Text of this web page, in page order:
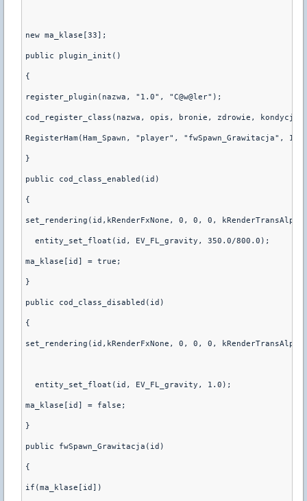
new ma_klase[33];
public plugin_init()
{
register_plugin(nazwa, "1.0", "C@w@ler");
cod_register_class(nazwa, opis, bronie, zdrowie,
RegisterHam(Ham_Spawn, "player", "fwSpawn_Grawitacja", 1);
}
public cod_class_enabled(id)
{
set_rendering(id,kRenderFxNone, 0, 0, 0,
  entity_set_float(id, EV_FL_gravity, 350.0/800.0);
ma_klase[id] = true;
}
public cod_class_disabled(id)
{
set_rendering(id,kRenderFxNone, 0, 0, 0,
  entity_set_float(id, EV_FL_gravity, 1.0);
ma_klase[id] = false;
}
public fwSpawn_Grawitacja(id)
{
if(ma_klase[id])